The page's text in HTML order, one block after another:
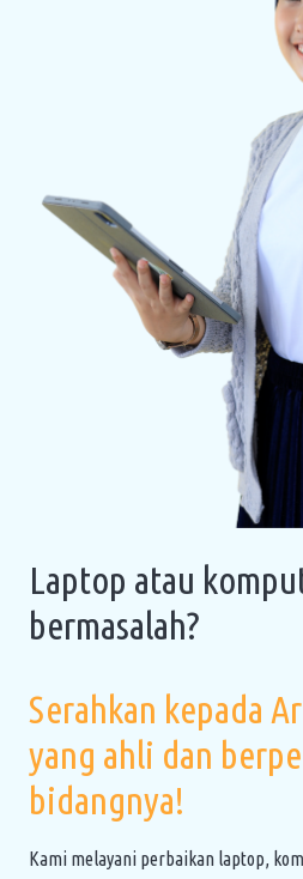
Laptop atau
bermasalah?
Serahkan kepada
yang ahli dan
bidangnya!
Kami melayani perbaikan laptop,